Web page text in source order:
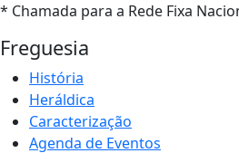
* Chamada para a Rede Fixa
Freguesia
História
Heráldica
Caracterização
Agenda de Eventos